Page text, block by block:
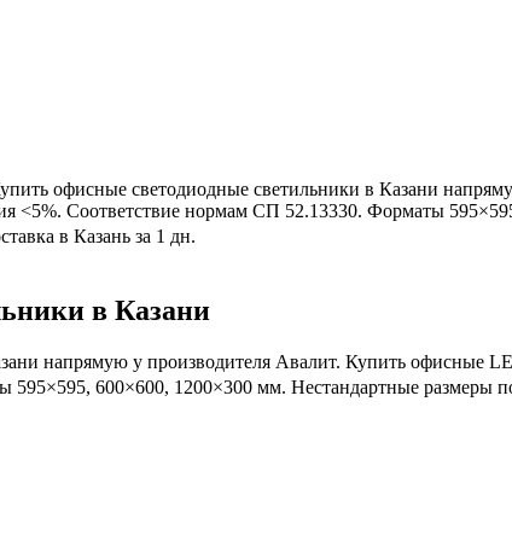
офисные светодиодные светильники в Казани
<5%. Соответствие нормам СП 52.13330. Форматы
в Казань за 1 дн.
в Казани
напрямую у производителя Авалит. Купить офисные
600×600, 1200×300 мм. Нестандартные размеры